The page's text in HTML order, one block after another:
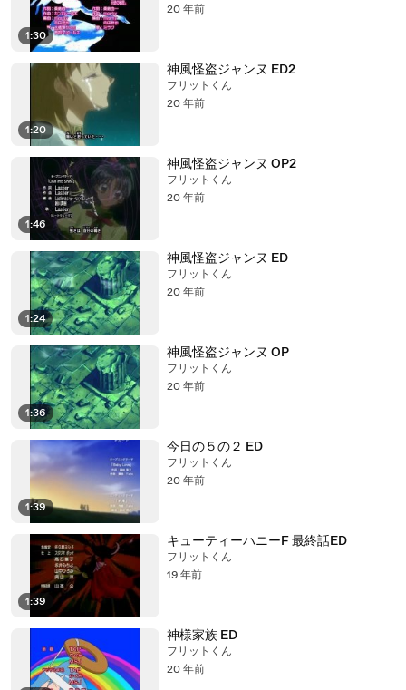
1:30
20 年前
1:20
神風怪盗ジャンヌ ED2
フリットくん
20 年前
1:46
神風怪盗ジャンヌ OP2
フリットくん
20 年前
1:24
神風怪盗ジャンヌ ED
フリットくん
20 年前
1:36
神風怪盗ジャンヌ OP
フリットくん
20 年前
1:39
今日の５の２ ED
フリットくん
20 年前
1:39
キューティーハニーF 最終話ED
フリットくん
19 年前
神様家族 ED
フリットくん
20 年前